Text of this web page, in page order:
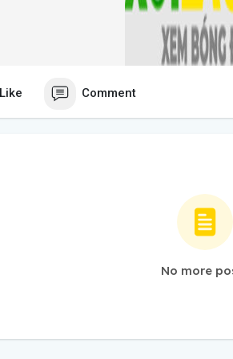
Like Comment
No more